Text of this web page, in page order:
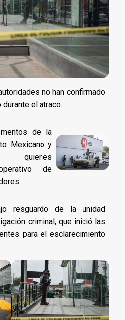
no han confirmado
el atraco.
de la
Mexicano y
quienes
de
resguardo de la unidad
criminal, que inició las
para el esclarecimiento